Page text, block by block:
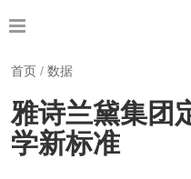
首页 / 数据
雅诗兰黛集团
学新标准